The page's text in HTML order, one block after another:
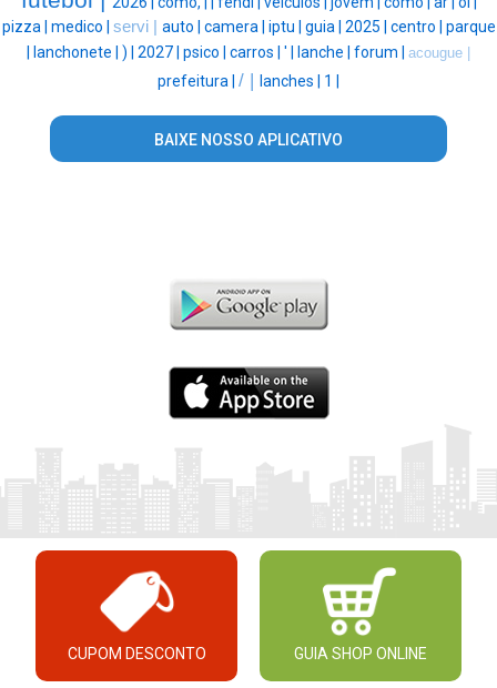
pizza | medico | servi | auto | camera | iptu | guia | 2025 | centro | parque
lanchonete | ) | 2027 | psico | carros | ' | lanche | forum | acougue |
prefeitura | / | lanches | 1 |
BAIXE NOSSO APLICATIVO
CUPOM DESCONTO GUIA SHOP ONLINE